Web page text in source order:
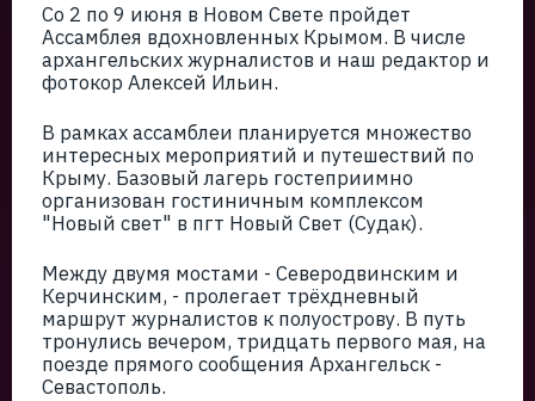
Со 2 по 9 июня в Новом Свете пройдет
Ассамблея вдохновленных Крымом. В числе
архангельских журналистов и наш редактор и
фотокор Алексей Ильин.
В рамках ассамблеи планируется множество
интересных мероприятий и путешествий по
Крыму. Базовый лагерь гостеприимно
организован гостиничным комплексом
"Новый свет" в пгт Новый Свет (Судак).
Между двумя мостами - Северодвинским и
Керчинским, - пролегает трёхдневный
маршрут журналистов к полуострову. В путь
тронулись вечером, тридцать первого мая, на
поезде прямого сообщения Архангельск -
Севастополь.